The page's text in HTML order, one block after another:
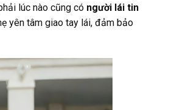
lúc nào cũng có người lái tin
yên tâm giao tay lái, đảm bảo